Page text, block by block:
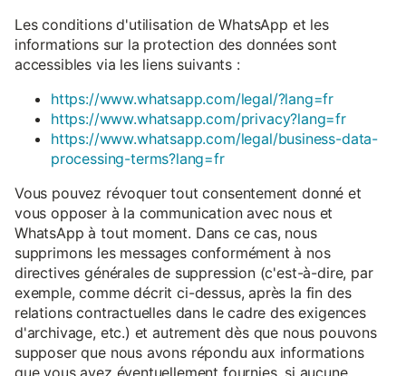
Les conditions d'utilisation de WhatsApp et les
informations sur la protection des données sont
accessibles via les liens suivants :
https://www.whatsapp.com/legal/?lang=fr
https://www.whatsapp.com/privacy?lang=fr
https://www.whatsapp.com/legal/business-data-
processing-terms?lang=fr
Vous pouvez révoquer tout consentement donné et
vous opposer à la communication avec nous et
WhatsApp à tout moment. Dans ce cas, nous
supprimons les messages conformément à nos
directives générales de suppression (c'est-à-dire, par
exemple, comme décrit ci-dessus, après la fin des
relations contractuelles dans le cadre des exigences
d'archivage, etc.) et autrement dès que nous pouvons
supposer que nous avons répondu aux informations
que vous avez éventuellement fournies, si aucune